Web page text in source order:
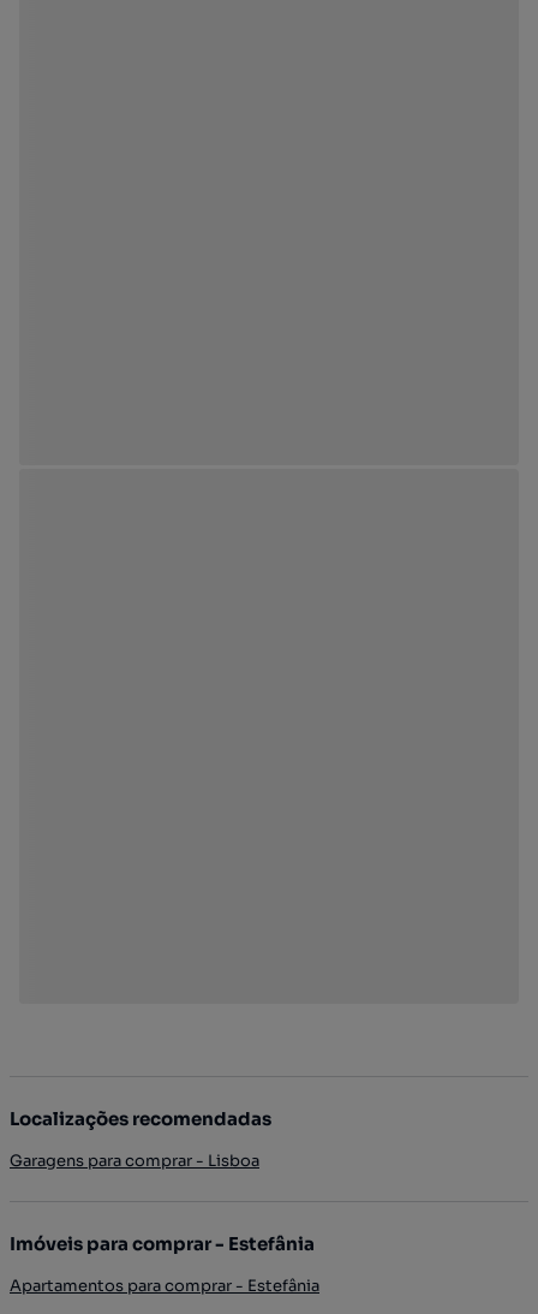
Localizações recomendadas
Garagens para comprar - Lisboa
Imóveis para comprar - Estefânia
Apartamentos para comprar - Estefânia